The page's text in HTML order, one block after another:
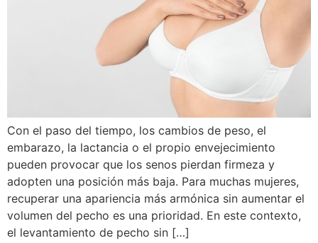
Con el paso del tiempo, los cambios de peso, el
embarazo, la lactancia o el propio envejecimiento
pueden provocar que los senos pierdan firmeza y
adopten una posición más baja. Para muchas mujeres,
recuperar una apariencia más armónica sin aumentar el
volumen del pecho es una prioridad. En este contexto,
el levantamiento de pecho sin […]